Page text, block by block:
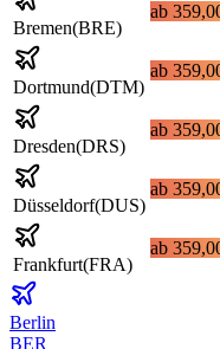
Bremen(BRE)
ab
Dortmund(DTM)
ab
Dresden(DRS)
ab
Düsseldorf(DUS)
ab
Frankfurt(FRA)
ab
Berlin
BER